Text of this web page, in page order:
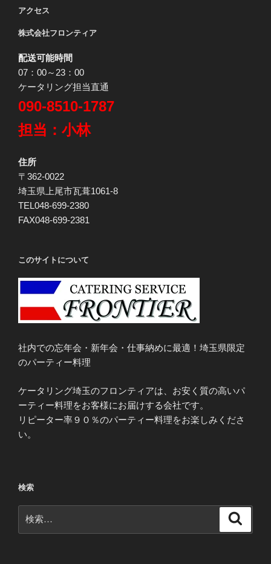
アクセス
株式会社フロンティア
配送可能時間
07：00～23：00
ケータリング担当直通
090-8510-1787
担当：小林
住所
〒362-0022
埼玉県上尾市瓦葺1061-8
TEL048-699-2380
FAX048-699-2381
このサイトについて
社内での忘年会・新年会・仕事納めに最適！埼玉県限定
のパーティー料理
ケータリング埼玉のフロンティアは、お安く質の高いパ
ーティー料理をお客様にお届けする会社です。
リピーター率９０％のパーティー料理をお楽しみくださ
い。
検索
索: